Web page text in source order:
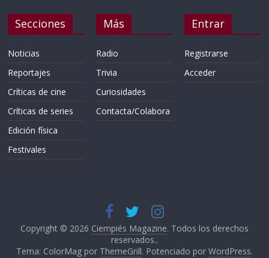
Secciones
Noticias
Reportajes
Críticas de cine
Críticas de series
Edición física
Festivales
Más
Radio
Trivia
Curiosidades
Contacta/Colabora
Entrar
Registrarse
Acceder
Copyright © 2026 Ciempiés Magazine. Todos los derechos
reservados..
Tema: ColorMag por ThemeGrill. Potenciado por WordPress.